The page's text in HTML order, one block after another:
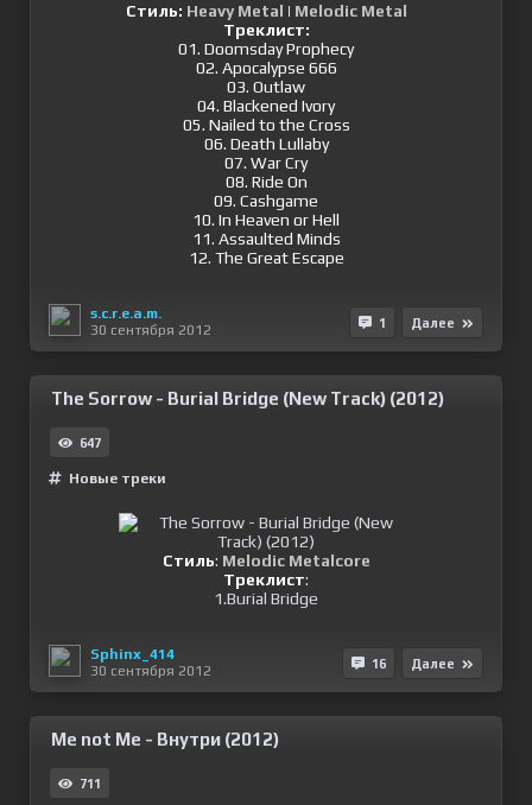
Стиль: Heavy Metal | Melodic Metal
Треклист:
01. Doomsday Prophecy
02. Apocalypse 666
03. Outlaw
04. Blackened Ivory
05. Nailed to the Cross
06. Death Lullaby
07. War Cry
08. Ride On
09. Cashgame
10. In Heaven or Hell
11. Assaulted Minds
12. The Great Escape
s.c.r.e.a.m.
30 сентября 2012
1 Далее
The Sorrow - Burial Bridge (New Track) (2012)
647
Новые треки
Стиль: Melodic Metalcore
Треклист:
1.Burial Bridge
Sphinx_414
30 сентября 2012
16 Далее
Me not Me - Внутри (2012)
711